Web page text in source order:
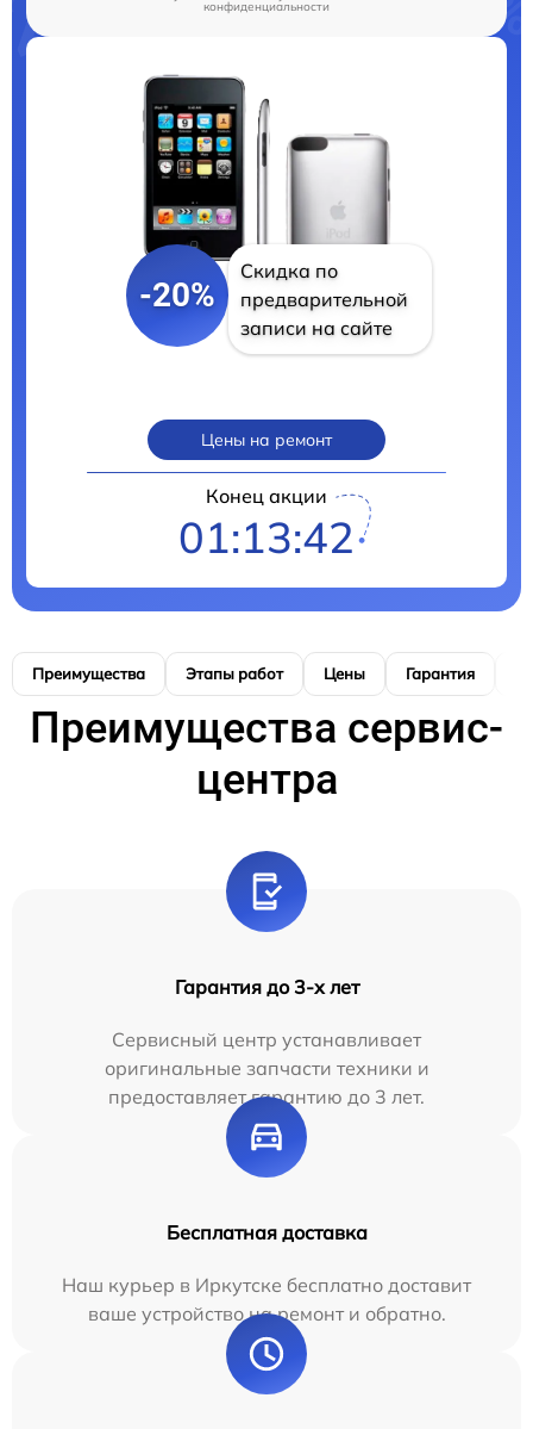
конфиденциальности
-20%
Скидка по
предварительной
записи на сайте
Цены на ремонт
Конец акции
01:13:41
Преимущества Этапы работ Цены Гарантия
Преимущества сервис-
центра
Гарантия до 3-х лет
Сервисный центр устанавливает
оригинальные запчасти техники и
предоставляет гарантию до 3 лет.
Бесплатная доставка
Наш курьер в Иркутске бесплатно доставит
ваше устройство на ремонт и обратно.